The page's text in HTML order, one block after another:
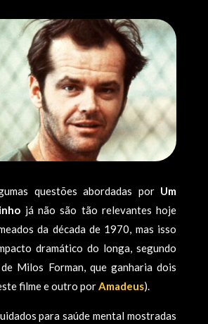
questões abordadas por Um
já não são tão relevantes hoje
da década de 1970, mas isso
dramático do longa, segundo
Milos Forman, que ganharia dois
filme e outro por Amadeus).
para saúde mental mostradas